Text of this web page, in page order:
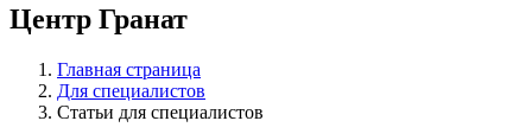
Центр Гранат
Главная страница
Для специалистов
Статьи для специалистов